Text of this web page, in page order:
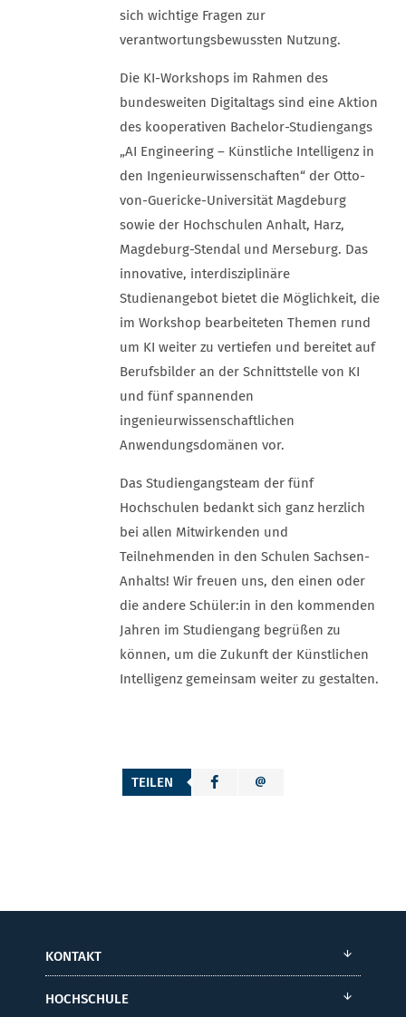
sich wichtige Fragen zur
verantwortungsbewussten Nutzung.
Die KI-Workshops im Rahmen des
bundesweiten Digitaltags sind eine Aktion
des kooperativen Bachelor-Studiengangs
„AI Engineering – Künstliche Intelligenz in
den Ingenieurwissenschaften“ der Otto-
von-Guericke-Universität Magdeburg
sowie der Hochschulen Anhalt, Harz,
Magdeburg-Stendal und Merseburg. Das
innovative, interdisziplinäre
Studienangebot bietet die Möglichkeit, die
im Workshop bearbeiteten Themen rund
um KI weiter zu vertiefen und bereitet auf
Berufsbilder an der Schnittstelle von KI
und fünf spannenden
ingenieurwissenschaftlichen
Anwendungsdomänen vor.
Das Studiengangsteam der fünf
Hochschulen bedankt sich ganz herzlich
bei allen Mitwirkenden und
Teilnehmenden in den Schulen Sachsen-
Anhalts! Wir freuen uns, den einen oder
die andere Schüler:in in den kommenden
Jahren im Studiengang begrüßen zu
können, um die Zukunft der Künstlichen
Intelligenz gemeinsam weiter zu gestalten.
TEILEN
KONTAKT
HOCHSCHULE